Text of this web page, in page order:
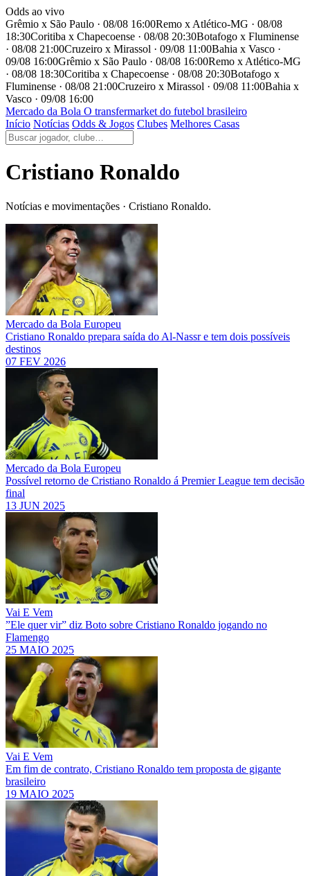
Odds ao vivo
Grêmio x São Paulo · 08/08 16:00Remo x Atlético-MG · 08/08
18:30Coritiba x Chapecoense · 08/08 20:30Botafogo x Fluminense
· 08/08 21:00Cruzeiro x Mirassol · 09/08 11:00Bahia x Vasco ·
09/08 16:00Grêmio x São Paulo · 08/08 16:00Remo x Atlético-MG
· 08/08 18:30Coritiba x Chapecoense · 08/08 20:30Botafogo x
Fluminense · 08/08 21:00Cruzeiro x Mirassol · 09/08 11:00Bahia x
Vasco · 09/08 16:00
Mercado da Bola O transfermarket do futebol brasileiro
Início Notícias Odds & Jogos Clubes Melhores Casas
Cristiano Ronaldo
Notícias e movimentações · Cristiano Ronaldo.
Mercado da Bola Europeu
Cristiano Ronaldo prepara saída do Al-Nassr e tem dois possíveis
destinos
07 FEV 2026
Mercado da Bola Europeu
Possível retorno de Cristiano Ronaldo á Premier League tem decisão
final
13 JUN 2025
Vai E Vem
”Ele quer vir” diz Boto sobre Cristiano Ronaldo jogando no
Flamengo
25 MAIO 2025
Vai E Vem
Em fim de contrato, Cristiano Ronaldo tem proposta de gigante
brasileiro
19 MAIO 2025